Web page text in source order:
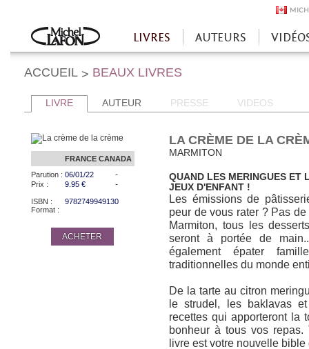
Accueil
LIVRES AUTEURS
ACCUEIL > BEAUX LIVRES
LIVRE AUTEUR PRESSE VIDEOS
FRANCE CANADA
Parution : 06/01/22 -
Prix : 9.95 € -
ISBN :
9782749949130
Format :
ACHETER
LA CRÈME DE LA
MARMITON
QUAND LES MERINGUES ET
JEUX D'ENFANT !
Les émissions de
peur de vous rater ? Pas
Marmiton, tous les
seront à portée de
également épater
traditionnelles du monde
De la tarte au citron
le strudel, les baklavas
recettes qui apporteront la
bonheur à tous vos
livre est votre nouvelle